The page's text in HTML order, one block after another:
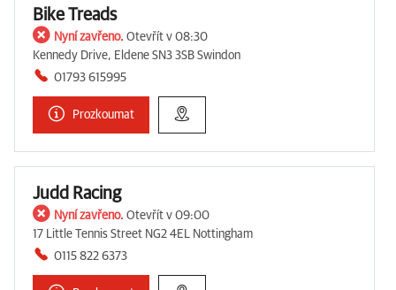
Bike Treads
Nyní zavřeno. Otevřít v 08:30
Kennedy Drive, Eldene SN3 3SB Swindon
01793 615995
Prozkoumat
Judd Racing
Nyní zavřeno. Otevřít v 09:00
17 Little Tennis Street NG2 4EL Nottingham
0115 822 6373